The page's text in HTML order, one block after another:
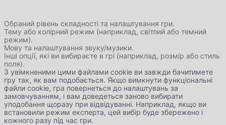
Обраний рівень складності та налаштування гри.
Тему або колірний режим (наприклад, світлий або темний
режим).
Мову та налаштування звуку/музики.
Інші опції, які ви вибираєте в грі (наприклад, розмір або стиль
поля).
З увімкненими цими файлами cookie ви завжди бачитимете
гру так, як вам подобається. Якщо вимкнути функціональні
файли cookie, гра повернеться до налаштувань за
замовчуванням, і вам доведеться заново вибирати
уподобання щоразу при відвідуванні. Наприклад, якщо ви
встановили режим експерта, цей вибір буде збережено і
кожного разу під час гри.